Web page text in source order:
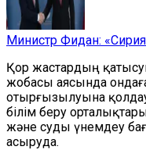
Министр Фидан:
Қор жастардың
жобасы аясында
отырғызылуына
білім беру
және суды үнемдеу
асыруда.